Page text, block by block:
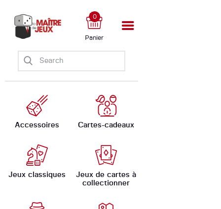
Panier
0
Accessoires Cartes-cadeaux
Jeux classiques
Jeux de cartes à
collectionner
Accueil
Boutique
Ateliers
Évènements
Ludomate